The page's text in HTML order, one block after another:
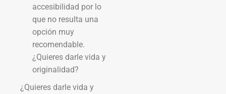
accesibilidad por lo
que no resulta una
opción muy
recomendable.
¿Quieres darle vida y
originalidad?
¿Quieres darle vida y